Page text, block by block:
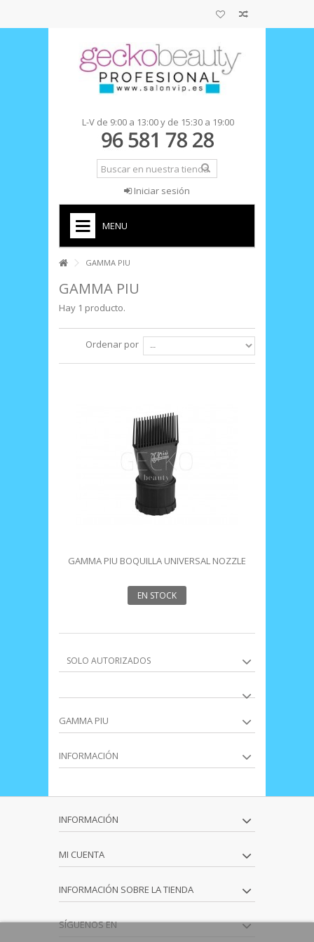
L-V de 9:00 a 13:00 y de 15:30 a 19:00
Iniciar sesión
MENU
INICIO GAMMA PIU
GAMMA PIU
Hay 1 producto.
Ordenar por
GAMMA PIU BOQUILLA UNIVERSAL NOZZLE
EN STOCK
SOLO AUTORIZADOS
GAMMA PIU
INFORMACIÓN
INFORMACIÓN
MI CUENTA
INFORMACIÓN SOBRE LA TIENDA
SÍGUENOS EN